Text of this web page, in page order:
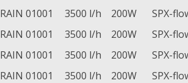
RAIN 01001 3500 l/h 200W
SPX-
RAIN 01001 3500 l/h 200W
SPX-
RAIN 01001 3500 l/h 200W
SPX-
RAIN 01001 3500 l/h 200W
SPX-